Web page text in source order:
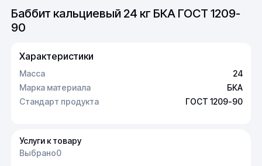
Баббит кальциевый 24 кг БКА ГОСТ 1209-
90
Характеристики
Масса
24
Марка материала
БКА
Стандарт продукта
ГОСТ 1209-90
Услуги к товару
Выбрано0